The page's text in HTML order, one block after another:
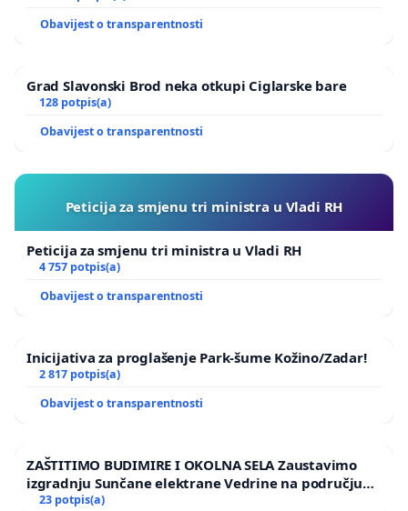
Obavijest o transparentnosti
Grad Slavonski Brod neka otkupi Ciglarske bare
128 potpis(a)
Obavijest o transparentnosti
Peticija za smjenu tri ministra u Vladi RH
Peticija za smjenu tri ministra u Vladi RH
4 757 potpis(a)
Obavijest o transparentnosti
Inicijativa za proglašenje Park-šume Kožino/Zadar!
2 817 potpis(a)
Obavijest o transparentnosti
ZAŠTITIMO BUDIMIRE I OKOLNA SELA Zaustavimo
izgradnju Sunčane elektrane Vedrine na području
Ugljana
23 potpis(a)